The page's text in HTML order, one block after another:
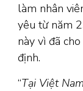
làm nhân
yêu từ năm
này vì đã
định.
“Tại Việt